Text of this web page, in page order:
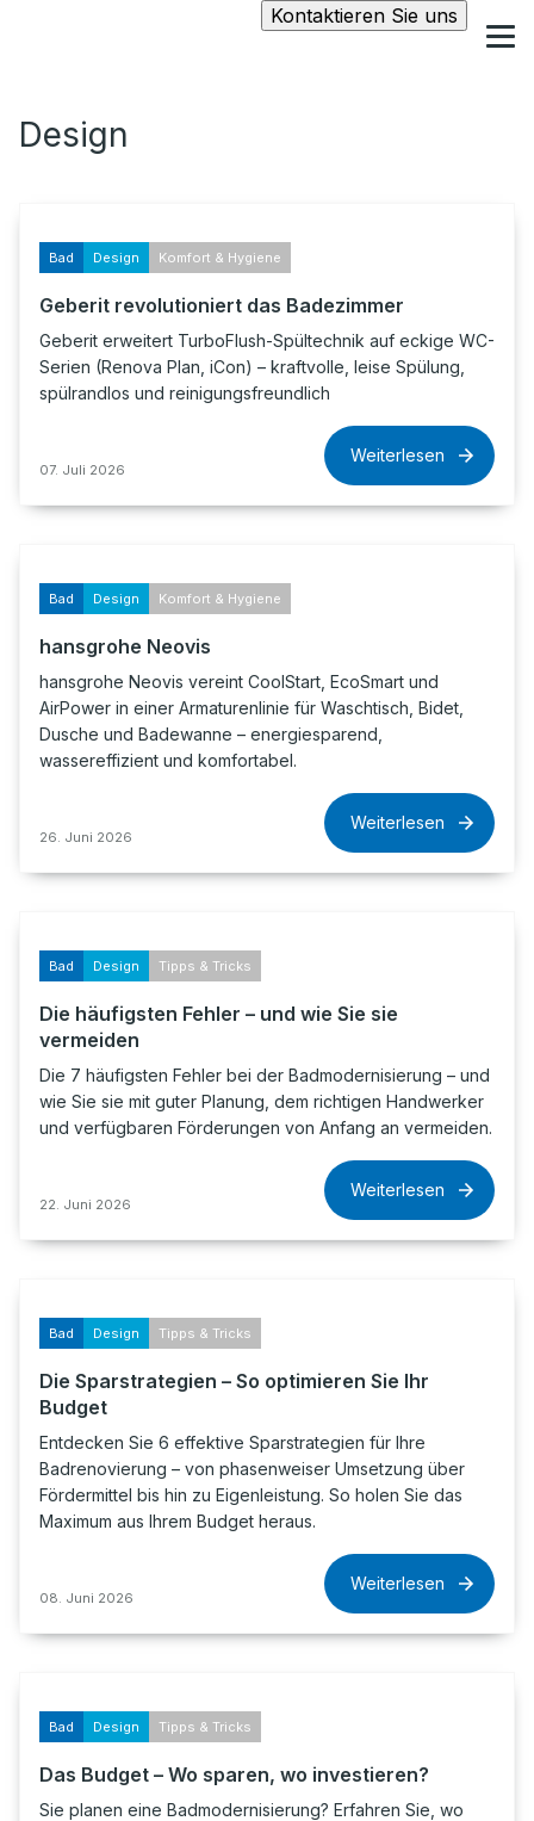
Kontaktieren Sie uns
Design
Bad Design Komfort & Hygiene
Geberit revolutioniert das Badezimmer
Geberit erweitert TurboFlush-Spültechnik auf eckige WC-
Serien (Renova Plan, iCon) – kraftvolle, leise Spülung,
spülrandlos und reinigungsfreundlich
07. Juli 2026
Weiterlesen
Bad Design Komfort & Hygiene
hansgrohe Neovis
hansgrohe Neovis vereint CoolStart, EcoSmart und
AirPower in einer Armaturenlinie für Waschtisch, Bidet,
Dusche und Badewanne – energiesparend,
wassereffizient und komfortabel.
26. Juni 2026
Weiterlesen
Bad Design Tipps & Tricks
Die häufigsten Fehler – und wie Sie sie
vermeiden
Die 7 häufigsten Fehler bei der Badmodernisierung – und
wie Sie sie mit guter Planung, dem richtigen Handwerker
und verfügbaren Förderungen von Anfang an vermeiden.
22. Juni 2026
Weiterlesen
Bad Design Tipps & Tricks
Die Sparstrategien – So optimieren Sie Ihr
Budget
Entdecken Sie 6 effektive Sparstrategien für Ihre
Badrenovierung – von phasenweiser Umsetzung über
Fördermittel bis hin zu Eigenleistung. So holen Sie das
Maximum aus Ihrem Budget heraus.
08. Juni 2026
Weiterlesen
Bad Design Tipps & Tricks
Das Budget – Wo sparen, wo investieren?
Sie planen eine Badmodernisierung? Erfahren Sie, wo